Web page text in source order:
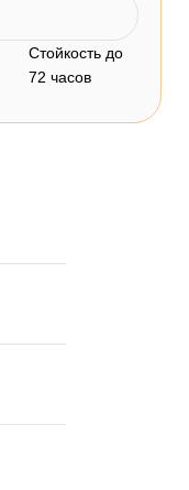
Стойкость до
72 часов